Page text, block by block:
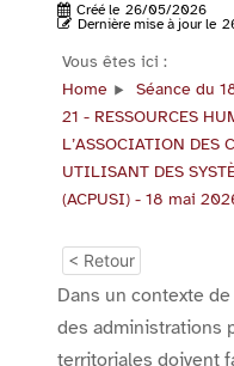
Créé le 26/05/2026
Dernière mise à jour le
Vous êtes ici :
Home
Séance du
21 - RESSOURCES
L’ASSOCIATION DES
UTILISANT DES
(ACPUSI) - 18 mai
< Retour
Dans un contexte
des administrations
territoriales doivent